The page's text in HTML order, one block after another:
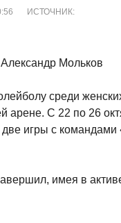
ИСТОЧНИК:
Мольков
среди
арене. С 22 по 26
игры с
имея в